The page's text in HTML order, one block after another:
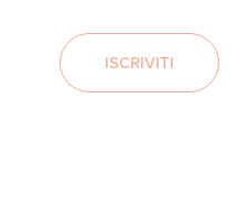
ISCRIVITI